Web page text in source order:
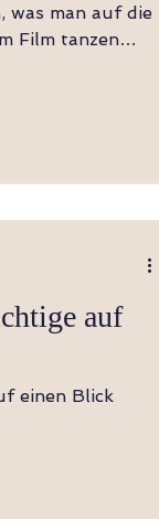
Film tanzen
auf
einen Blick